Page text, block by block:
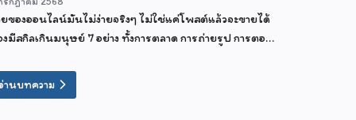
ของออนไลน์มันไม่ง่ายจริงๆ ไม่ใช่แค่โพสต์แล้วจะขายได้
มีสกิลเกินมนุษย์ 7 อย่าง ทั้งการตลาด การถ่ายรูป การตอบ
วชทางใจด้วย
านบทความ